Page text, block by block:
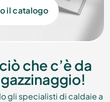
il catalogo
che c’è da
gli specialisti di caldaie a